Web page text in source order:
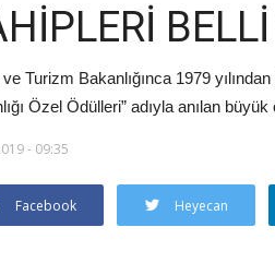
Turizm Bakanlığınca 1979
Özel Ödülleri” adıyla anılan
- 09:35
Facebook Heyecan